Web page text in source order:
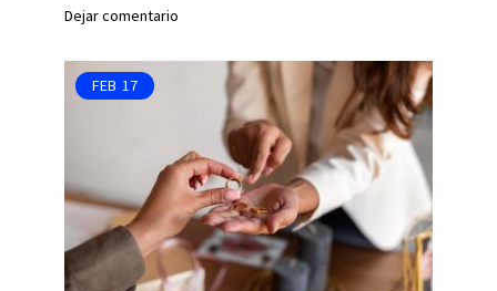
Dejar comentario
FEB 17